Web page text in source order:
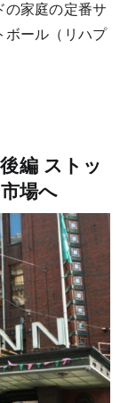
の家庭の定番サ
ボール（リハプ
編 ストッ
場へ